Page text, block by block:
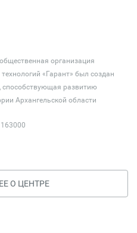
организация
«Гарант» был создан
способствующая развитию
Архангельской области
О ЦЕНТРЕ